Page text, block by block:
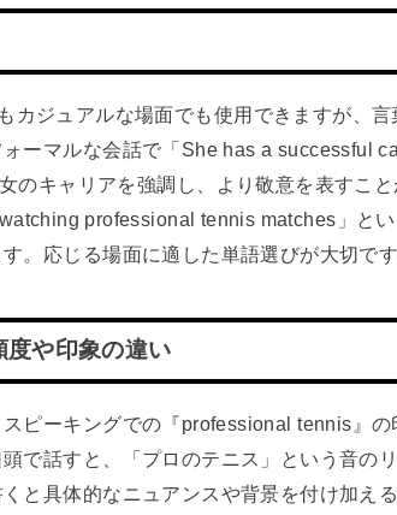
カジュアルな場面でも使用できますが、言
ーマルな会話で「She has a successful
のキャリアを強調し、より敬意を表すこ
professional tennis matches」とい
。応じる場面に適した単語選びが大切です
や印象の違い
ピーキングでの『professional tennis』の
で話すと、「プロのテニス」という音の
と具体的なニュアンスや背景を付け加え